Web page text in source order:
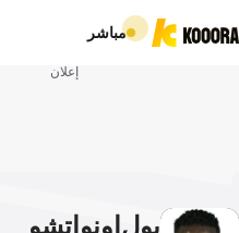
مباشر
إعلان
بول اونواتشو